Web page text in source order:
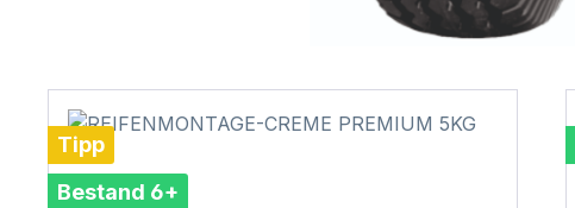
Tipp
Bestand 6+